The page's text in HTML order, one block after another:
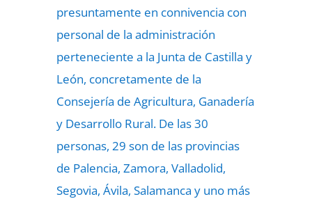
presuntamente en connivencia con
personal de la administración
perteneciente a la Junta de Castilla y
León, concretamente de la
Consejería de Agricultura, Ganadería
y Desarrollo Rural. De las 30
personas, 29 son de las provincias
de Palencia, Zamora, Valladolid,
Segovia, Ávila, Salamanca y uno más